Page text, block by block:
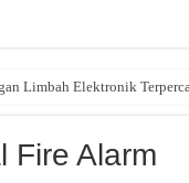
Limbah Elektronik
Fire Alarm